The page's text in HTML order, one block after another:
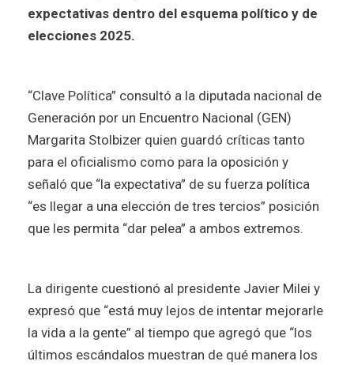
expectativas dentro del esquema político y de
elecciones 2025.
“Clave Política” consultó a la diputada nacional de
Generación por un Encuentro Nacional (GEN)
Margarita Stolbizer quien guardó críticas tanto
para el oficialismo como para la oposición y
señaló que “la expectativa” de su fuerza política
“es llegar a una elección de tres tercios” posición
que les permita “dar pelea” a ambos extremos.
La dirigente cuestionó al presidente Javier Milei y
expresó que “está muy lejos de intentar mejorarle
la vida a la gente” al tiempo que agregó que “los
últimos escándalos muestran de qué manera los